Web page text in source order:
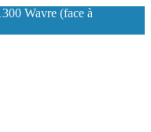
Wavre (face à